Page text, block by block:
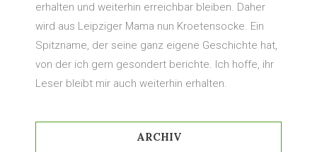
erhalten und weiterhin erreichbar bleiben. Daher
wird aus Leipziger Mama nun Kroetensocke. Ein
Spitzname, der seine ganz eigene Geschichte hat,
von der ich gern gesondert berichte. Ich hoffe, ihr
Leser bleibt mir auch weiterhin erhalten.
ARCHIV